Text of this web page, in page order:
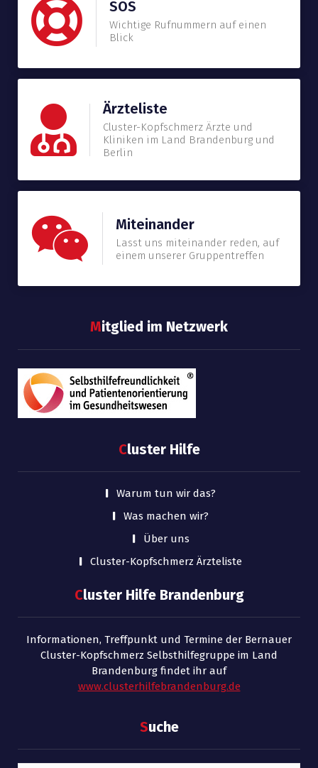
SOS
Wichtige Rufnummern auf einen
Blick
Ärzteliste
Cluster-Kopfschmerz Ärzte und
Kliniken im Land Brandenburg und
Berlin
Miteinander
Lasst uns miteinander reden, auf
einem unserer Gruppentreffen
Mitglied im Netzwerk
Cluster Hilfe
Warum tun wir das?
Was machen wir?
Über uns
Cluster-Kopfschmerz Ärzteliste
Cluster Hilfe Brandenburg
Informationen, Treffpunkt und Termine der Bernauer
Cluster-Kopfschmerz Selbsthilfegruppe im Land
Brandenburg findet ihr auf
www.clusterhilfebrandenburg.de
Suche